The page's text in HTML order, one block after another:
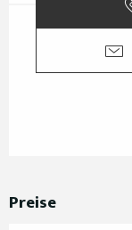
Preise